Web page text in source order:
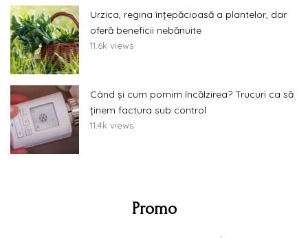
Urzica, regina înțepăcioasă a plantelor, dar
oferă beneficii nebănuite
11.6k views
Când și cum pornim încălzirea? Trucuri ca să
ținem factura sub control
11.4k views
Promo